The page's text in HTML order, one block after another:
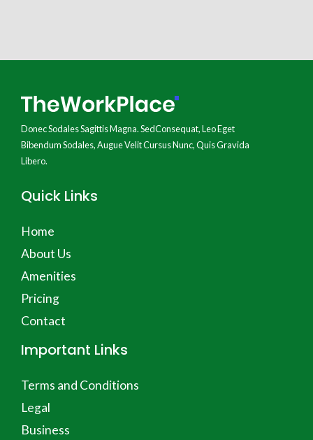
Donec Sodales Sagittis Magna. SedConsequat, Leo Eget
Bibendum Sodales, Augue Velit Cursus Nunc, Quis Gravida
Libero.
Quick Links
Home
About Us
Amenities
Pricing
Contact
Important Links
Terms and Conditions
Legal
Business